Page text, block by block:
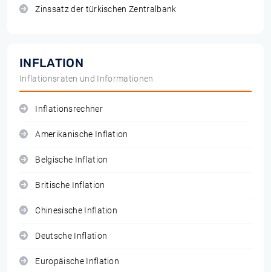
Zinssatz der türkischen Zentralbank
INFLATION
Inflationsraten und Informationen
Inflationsrechner
Amerikanische Inflation
Belgische Inflation
Britische Inflation
Chinesische Inflation
Deutsche Inflation
Europäische Inflation